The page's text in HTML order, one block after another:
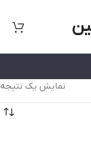
نمایش یک نتیجه